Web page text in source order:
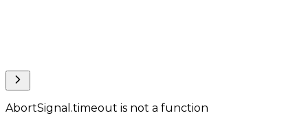
AbortSignal.timeout is not a function